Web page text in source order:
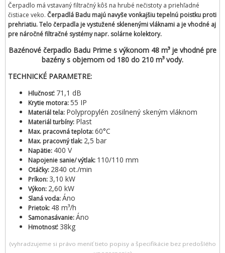
Čerpadlo má vstavaný filtračný kôš na hrubé nečistoty a priehľadné
čistiace veko. Čerpadlá Badu majú navyše vonkajšiu tepelnú poistku proti
prehriatiu. Telo čerpadla je vystužené sklenenými vláknami a je vhodné aj
pre náročné filtračné systémy napr. solárne kolektory.
Bazénové čerpadlo Badu Prime s výkonom 48 m³ je vhodné pre
bazény s objemom od 180 do 210 m³ vody.
TECHNICKÉ PARAMETRE:
Hlučnosť: 71,1 dB
Krytie motora:55 IP
Materiál tela: Polypropylén zosilnený skeným vláknom
Materiál turbíny: Plast
Max. pracovná teplota:60°C
Max. pracovný tlak: 2,5 bar
Napätie: 400 V
Napojenie sanie/ výtlak: 110/110 mm
Otáčky: 2840 ot./min
Príkon: 3,10 kW
Výkon: 2,60 kW
Slaná voda:Áno
Prietok: 48 m³/h
Samonasávanie:Áno
Hmotnosť: 38kg
(vyhradzujeme si právo meniť tieto popisy a špecifikácie bez predošlého